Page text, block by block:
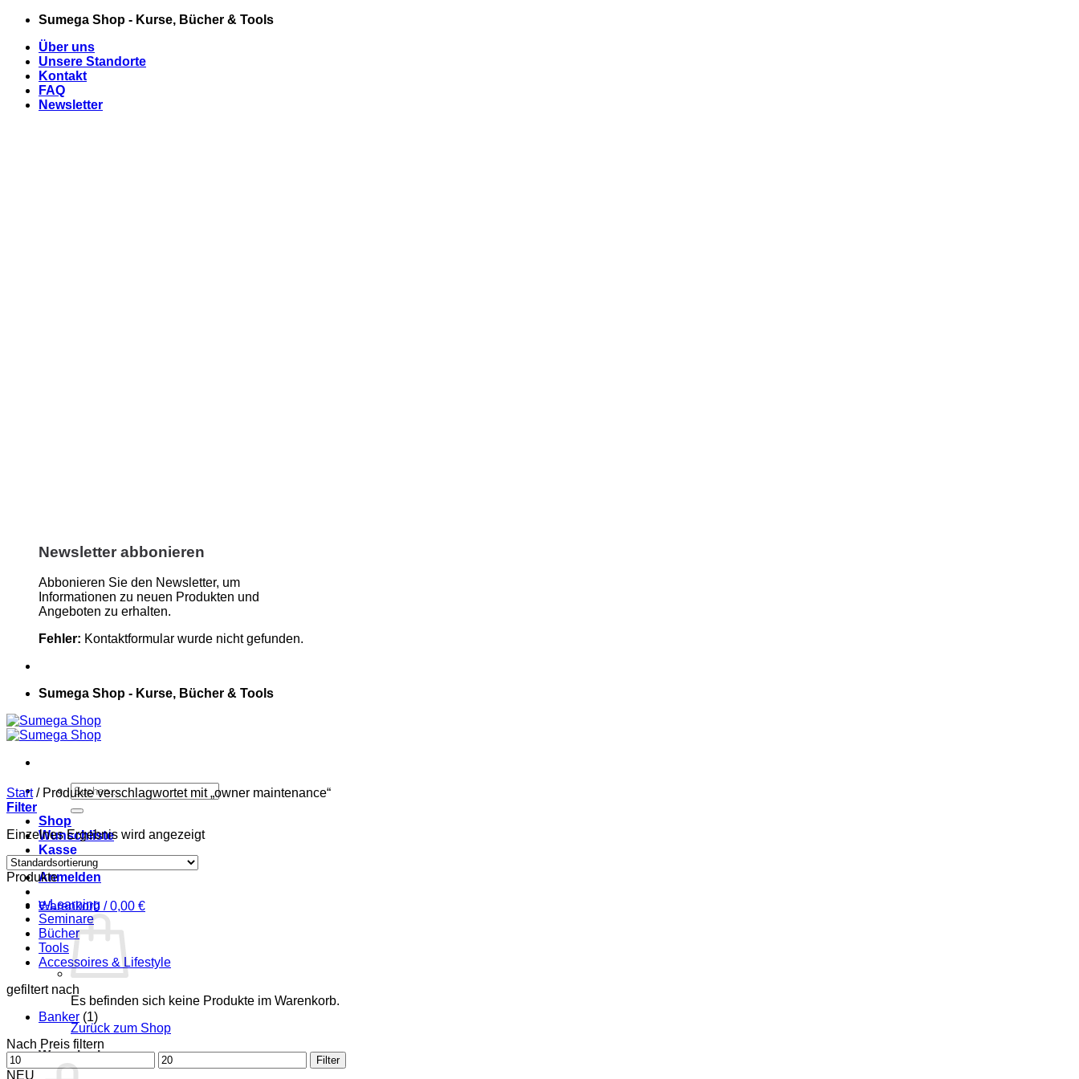
Zum
springen
Sumega Shop - Kurse, Bücher & Tools
Über uns
Unsere Standorte
Kontakt
FAQ
Newsletter
Newsletter abbonieren
Abbonieren Sie den Newsletter, um
Informationen zu neuen Produkten und
Angeboten zu erhalten.
Fehler: Kontaktformular wurde nicht gefunden.
Sumega Shop - Kurse, Bücher & Tools
Suchen
nach:
Shop
Wunschliste
Kasse
Anmelden
Warenkorb /0,00 €
Es befinden sich keine Produkte im Warenkorb.
Zurück zum Shop
Warenkorb
Start /Produkte verschlagwortet mit „owner maintenance“
Filter
Einzelnes Ergebnis wird angezeigt
Produkte
e-Learning
Seminare
Bücher
Tools
Accessoires & Lifestyle
gefiltert nach
Banker (1)
Nach Preis filtern
Min.
Preis
Max.
Preis
Filter
NEU